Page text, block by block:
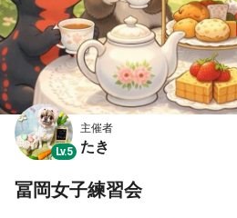
Lv.5
主催者
たき
冨岡女子練習会